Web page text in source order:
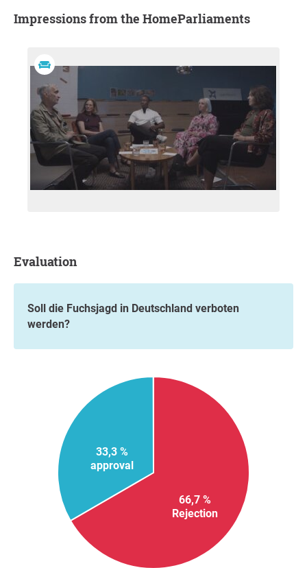
Impressions from the HomeParliaments
Evaluation
Soll die Fuchsjagd in Deutschland verboten
werden?
66,7 %
Rejection
33,3 %
approval